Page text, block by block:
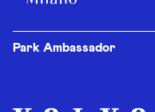
Park Ambassador